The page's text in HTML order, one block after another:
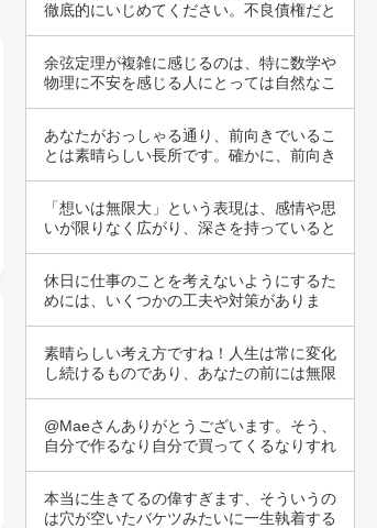
徹底的にいじめてください。不良債権だと
余弦定理が複雑に感じるのは、特に数学や
物理に不安を感じる人にとっては自然なこ
あなたがおっしゃる通り、前向きでいるこ
とは素晴らしい長所です。確かに、前向き
「想いは無限大」という表現は、感情や思
いが限りなく広がり、深さを持っていると
休日に仕事のことを考えないようにするた
めには、いくつかの工夫や対策がありま
素晴らしい考え方ですね！人生は常に変化
し続けるものであり、あなたの前には無限
@Maeさんありがとうございます。そう、
自分で作るなり自分で買ってくるなりすれ
本当に生きてるの偉すぎます、そういうの
は穴が空いたバケツみたいに一生執着する